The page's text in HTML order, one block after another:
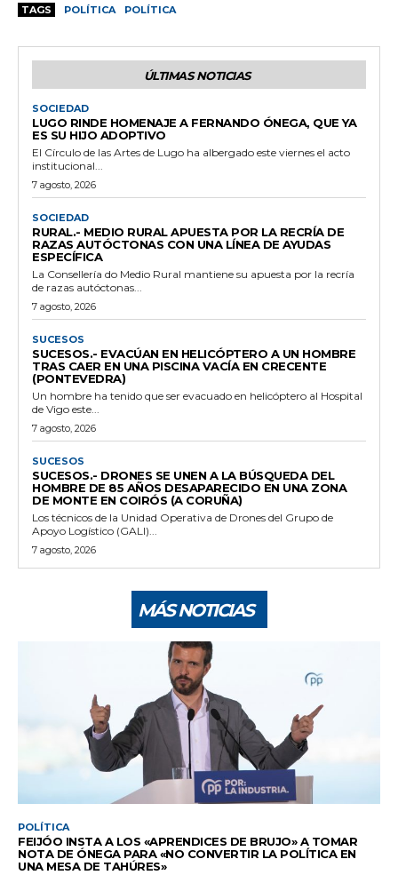
TAGS POLÍTICA POLÍTICA
ÚLTIMAS NOTICIAS
SOCIEDAD
LUGO RINDE HOMENAJE A FERNANDO ÓNEGA, QUE YA
ES SU HIJO ADOPTIVO
El Círculo de las Artes de Lugo ha albergado este viernes el acto
institucional...
7 agosto, 2026
SOCIEDAD
RURAL.- MEDIO RURAL APUESTA POR LA RECRÍA DE
RAZAS AUTÓCTONAS CON UNA LÍNEA DE AYUDAS
ESPECÍFICA
La Consellería do Medio Rural mantiene su apuesta por la recría
de razas autóctonas...
7 agosto, 2026
SUCESOS
SUCESOS.- EVACÚAN EN HELICÓPTERO A UN HOMBRE
TRAS CAER EN UNA PISCINA VACÍA EN CRECENTE
(PONTEVEDRA)
Un hombre ha tenido que ser evacuado en helicóptero al Hospital
de Vigo este...
7 agosto, 2026
SUCESOS
SUCESOS.- DRONES SE UNEN A LA BÚSQUEDA DEL
HOMBRE DE 85 AÑOS DESAPARECIDO EN UNA ZONA
DE MONTE EN COIRÓS (A CORUÑA)
Los técnicos de la Unidad Operativa de Drones del Grupo de
Apoyo Logístico (GALI)...
7 agosto, 2026
MÁS NOTICIAS
POLÍTICA
FEIJÓO INSTA A LOS «APRENDICES DE BRUJO» A TOMAR
NOTA DE ÓNEGA PARA «NO CONVERTIR LA POLÍTICA EN
UNA MESA DE TAHÚRES»